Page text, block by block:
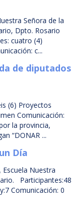
Señora de la
Dpto. Rosario
cuatro (4)
c...
de diputados
(6) Proyectos
Comunicación:
la provincia,
“DONAR ...
Día
Escuela Nuestra
Participantes:48
Comunicación: 0